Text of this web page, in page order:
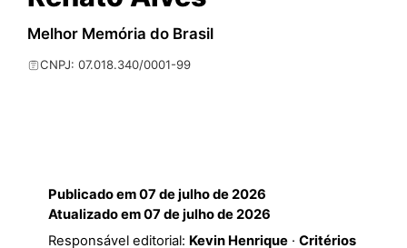
Melhor Memória do Brasil
CNPJ: 07.018.340/0001-99
Publicado em07 de julho de 2026
Atualizado em07 de julho de 2026
Responsável editorial: Kevin Henrique· Critérios